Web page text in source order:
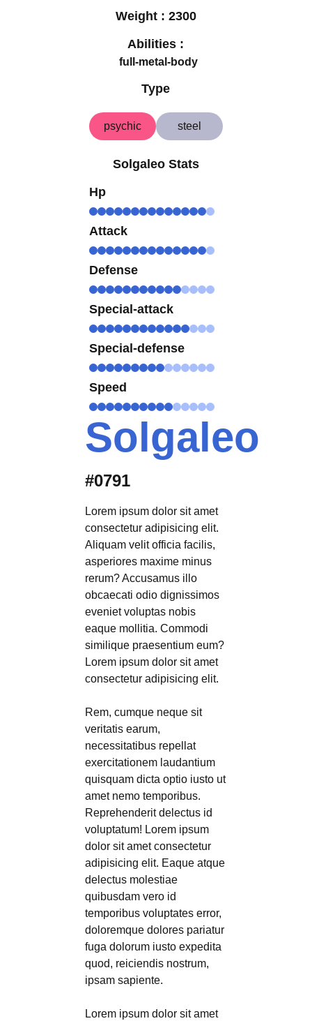
Weight : 2300
Abilities :
full-metal-body
Type
psychic steel
Solgaleo Stats
Hp
Attack
Defense
Special-attack
Special-defense
Speed
Solgaleo
#0791
Lorem ipsum dolor sit amet
consectetur adipisicing elit.
Aliquam velit officia facilis,
asperiores maxime minus
rerum? Accusamus illo
obcaecati odio dignissimos
eveniet voluptas nobis
eaque mollitia. Commodi
similique praesentium eum?
Lorem ipsum dolor sit amet
consectetur adipisicing elit.
Rem, cumque neque sit
veritatis earum,
necessitatibus repellat
exercitationem laudantium
quisquam dicta optio iusto ut
amet nemo temporibus.
Reprehenderit delectus id
voluptatum! Lorem ipsum
dolor sit amet consectetur
adipisicing elit. Eaque atque
delectus molestiae
quibusdam vero id
temporibus voluptates error,
doloremque dolores pariatur
fuga dolorum iusto expedita
quod, reiciendis nostrum,
ipsam sapiente.
Lorem ipsum dolor sit amet